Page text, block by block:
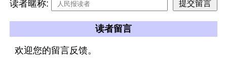
读者暱称:
读者留言
欢迎您的留言反馈。